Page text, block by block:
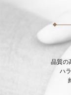
品質の
ハ